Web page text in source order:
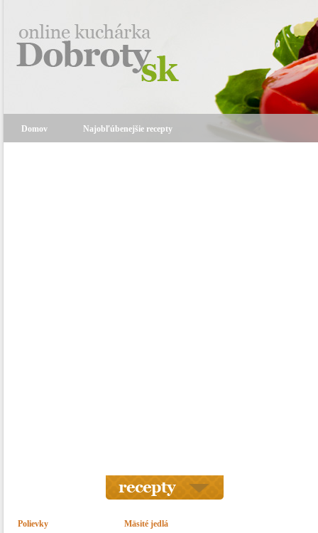
Domov Najobľúbenejšie recepty
Polievky Mäsité jedlá